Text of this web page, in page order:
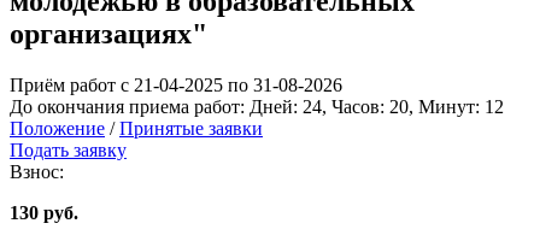
организациях"
Приём работ с 21-04-2025 по 31-08-2026
До окончания приема работ: Дней: 24, Часов: 20, Минут: 12
Положение / Принятые заявки
Подать заявку
Взнос:
130 руб.